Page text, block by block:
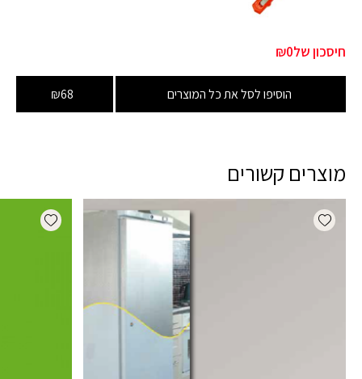
חיסכון של₪0
הוסיפו לסל את כל המוצרים ₪68
מוצרים קשורים
Add wishlist
wishlist